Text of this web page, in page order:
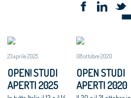
23 aprile 2025
OPEN! STUDI
APERTI 2025
08 ottobre 2020
OPEN STUDI
APERTI 2020